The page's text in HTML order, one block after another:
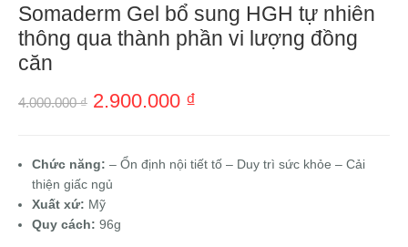
Somaderm Gel bổ sung HGH tự nhiên
thông qua thành phần vi lượng đồng
căn
4.000.000₫ 2.900.000 ₫
Chức năng: – Ổn định nội tiết tố – Duy trì sức khỏe – Cải
thiện giấc ngủ
Xuất xứ: Mỹ
Quy cách: 96g